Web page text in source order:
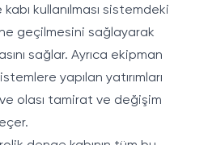
kullanılması sistemdeki
geçilmesini sağlayarak
sağlar. Ayrıca ekipman
yapılan yatırımları
olası tamirat ve değişim